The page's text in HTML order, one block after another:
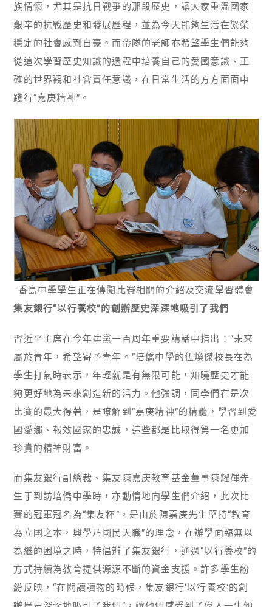
族情懷，尤其是抗日戰爭的那段歷史，讓大家重溫國家
艱辛的抗戰歷史和發展歷程，並為今天能夠生活在繁榮
穩定的社會感到自豪。而帶隊的老師亦希望學生們能夠
從這次學習歷史知識的過程中培養自己的愛國意識、正
確的世界觀和社會責任意識，在日常生活的方方面面中
踐行“嘉庚精神”。
香島中學學生正在傳閱比賽相關的介紹及交流學習體會
集友銀行“以行養校”的創辦歷史深深地吸引了我們
習近平主席在今年建黨一百周年重要講話中指出：“未來
屬於青年，希望寄予青年。”培僑中學的伍煥傑校長在為
學生打氣時表示，年輕就是有無限可能，知曉歷史才能
夠更好地為未來創造新的活力。他強調，同學們在是次
比賽的最大得著，是瞭解到“嘉庚精神”的精髓，學習到愛
國愛鄉、報效國家的忠誠，這些都是比取得第一名更加
珍貴的精神財富。
而集友銀行副總裁、集友陳嘉庚教育基金董事陳耀輝先
生于到訪培僑中學時，亦動情地向學生們介紹，此次比
賽的冠軍冠名為“集友杯”，是由於陳嘉庚先生堅持“教育
為立國之本，興學乃國民天職”的理念，在辦學面臨無以
為繼的困境之時，特倡辦了集友銀行，通過“以行養校”的
方式持續為教育提供源源不斷的資金支援。許多學生紛
紛反映，“在閱讀讀物的時候，集友銀行‘以行養校’的創